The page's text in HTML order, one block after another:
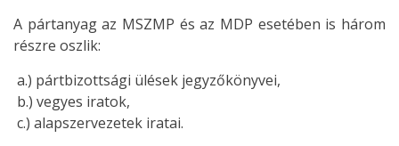
A pártanyag az MSZMP és az MDP esetében is három
részre oszlik:
a.) pártbizottsági ülések jegyzőkönyvei,
b.) vegyes iratok,
c.) alapszervezetek iratai.